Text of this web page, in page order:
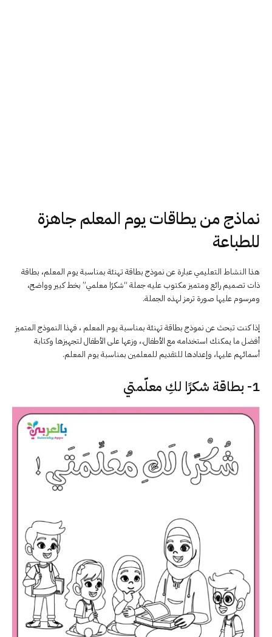
نماذج من يطاقات يوم المعلم جاهزة
للطباعة
هذا النشاط التعليمي عبارة عن نموذج بطاقة تهنئة بمناسبة يوم المعلم، بطاقة
ذات تصميم رائع ومتميز مكتوب عليه جملة “شكرًا معلمي” بخط كبير وواضح،
ومرسوم عليها صورة ترمز لهذه الجملة.
إذا كنت تبحث عن نموذج بطاقة تهنئة بمناسبة يوم المعلم ، فهذا النموذج المتميز
أفضل ما يمكنك استخدامه مع الأطفال.، وزعها على الأطفال لتجهيزها وكتابة
أسمائهم عليها، وإعدادها للتقديم للمعلمين بمناسبة يوم المعلم.
1- بطاقة شكرًا لكِ معلّمتي